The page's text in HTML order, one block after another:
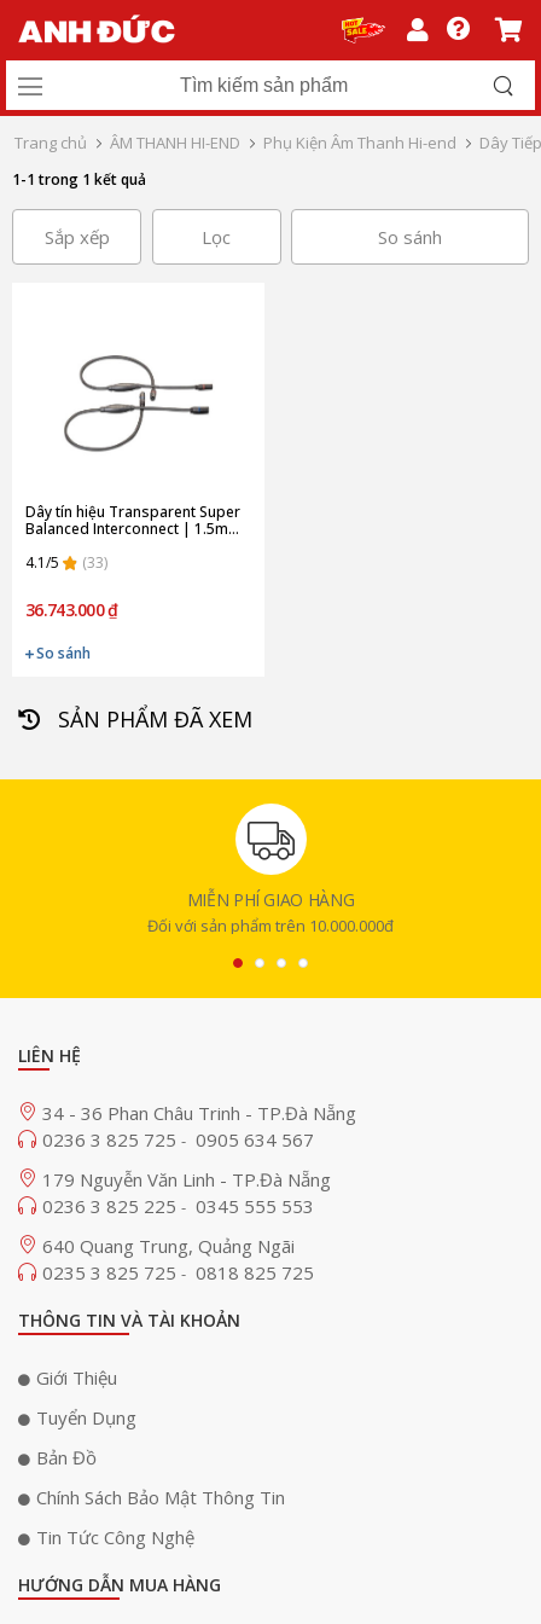
Trang chủ ÂM THANH HI-END Phụ Kiện Âm Thanh Hi-end Dây
1-1 trong 1 kết quả
Sắp xếp Lọc So sánh
Dây tín hiệu Transparent Super
Balanced Interconnect | 1.5m
4.1/5
(33)
36.743.000 ₫
So sánh
SẢN PHẨM ĐÃ XEM
MIỄN PHÍ GIAO HÀNG
Đối với sản phẩm trên 10.000.000đ
LIÊN HỆ
34 - 36 Phan Châu Trinh - TP.Đà Nẵng
0236 3 825 725 - 0905 634 567
179 Nguyễn Văn Linh - TP.Đà Nẵng
0236 3 825 225 - 0345 555 553
640 Quang Trung, Quảng Ngãi
0235 3 825 725 - 0818 825 725
THÔNG TIN VÀ TÀI KHOẢN
Giới Thiệu
Tuyển Dụng
Bản Đồ
Chính Sách Bảo Mật Thông Tin
Tin Tức Công Nghệ
HƯỚNG DẪN MUA HÀNG